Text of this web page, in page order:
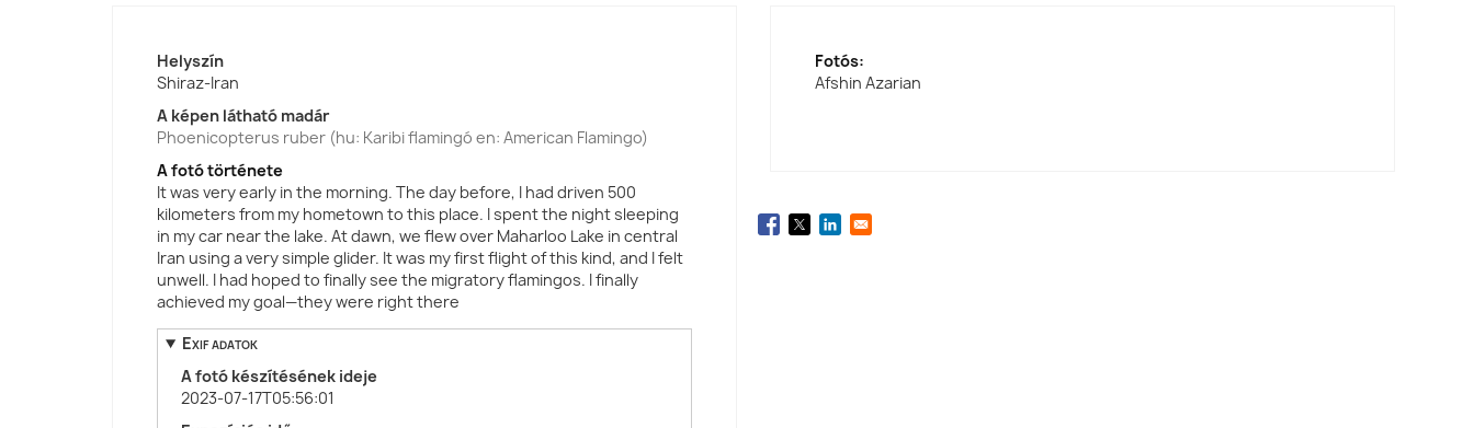
Helyszín
Shiraz-Iran
A képen látható madár
Phoenicopterus ruber (hu: Karibi flamingó en: American Flamingo)
A fotó története
It was very early in the morning. The day before, I had driven 500
kilometers from my hometown to this place. I spent the night sleeping
in my car near the lake. At dawn, we flew over Maharloo Lake in central
Iran using a very simple glider. It was my first flight of this kind, and I felt
unwell. I had hoped to finally see the migratory flamingos. I finally
achieved my goal—they were right there
Exif adatok
A fotó készítésének ideje
2023-07-17T05:56:01
Fotós:
Afshin Azarian